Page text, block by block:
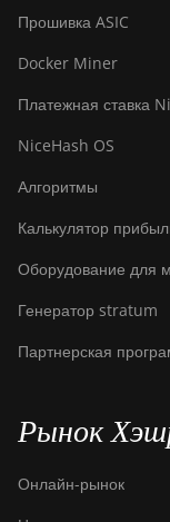
Прошивка ASIC
Docker Miner
Платежная ставка
NiceHash OS
Алгоритмы
Калькулятор
Оборудование для
Генератор stratum
Партнерская
Рынок
Онлайн-рынок